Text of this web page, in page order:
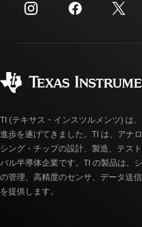
投資家向け情報
製造
カスタマー・サポート・センタ
myTI アカウントの FAQ
ご注文に関する FAQ
TI (テキサス・インスツルメンツ) は
進歩を遂げてきました。TI は、アナ
シング・チップの設計、製造、テス
バル半導体企業です。TI の製品は、
の管理、高精度のセンサ、データ送
を提供します。